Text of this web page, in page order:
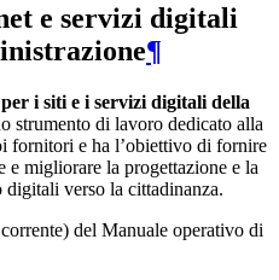
e servizi digitali
¶
i siti e i servizi digitali della
strumento di lavoro dedicato alla
fornitori e ha l’obiettivo di fornire
migliorare la progettazione e la
verso la cittadinanza.
del Manuale operativo di